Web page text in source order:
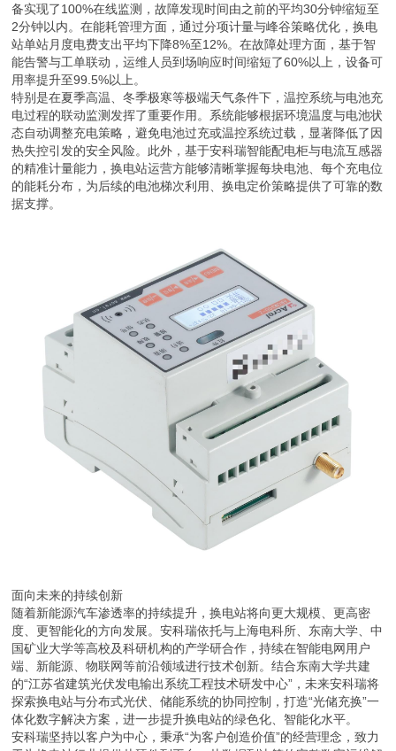
备实现了100%在线监测，故障发现时间由之前的平均30分钟缩短至
2分钟以内。在能耗管理方面，通过分项计量与峰谷策略优化，换电
站单站月度电费支出平均下降8%至12%。在故障处理方面，基于智
能告警与工单联动，运维人员到场响应时间缩短了60%以上，设备可
用率提升至99.5%以上。
特别是在夏季高温、冬季极寒等极端天气条件下，温控系统与电池充
电过程的联动监测发挥了重要作用。系统能够根据环境温度与电池状
态自动调整充电策略，避免电池过充或温控系统过载，显著降低了因
热失控引发的安全风险。此外，基于安科瑞智能配电柜与电流互感器
的精准计量能力，换电站运营方能够清晰掌握每块电池、每个充电位
的能耗分布，为后续的电池梯次利用、换电定价策略提供了可靠的数
据支撑。
面向未来的持续创新
随着新能源汽车渗透率的持续提升，换电站将向更大规模、更高密
度、更智能化的方向发展。安科瑞依托与上海电科所、东南大学、中
国矿业大学等高校及科研机构的产学研合作，持续在智能电网用户
端、新能源、物联网等前沿领域进行技术创新。结合东南大学共建
的“江苏省建筑光伏发电输出系统工程技术研发中心”，未来安科瑞将
探索换电站与分布式光伏、储能系统的协同控制，打造“光储充换”一
体化数字解决方案，进一步提升换电站的绿色化、智能化水平。
安科瑞坚持以客户为中心，秉承“为客户创造价值”的经营理念，致力